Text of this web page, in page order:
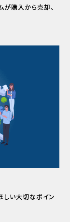
が購入から売却、
しい大切なポイン